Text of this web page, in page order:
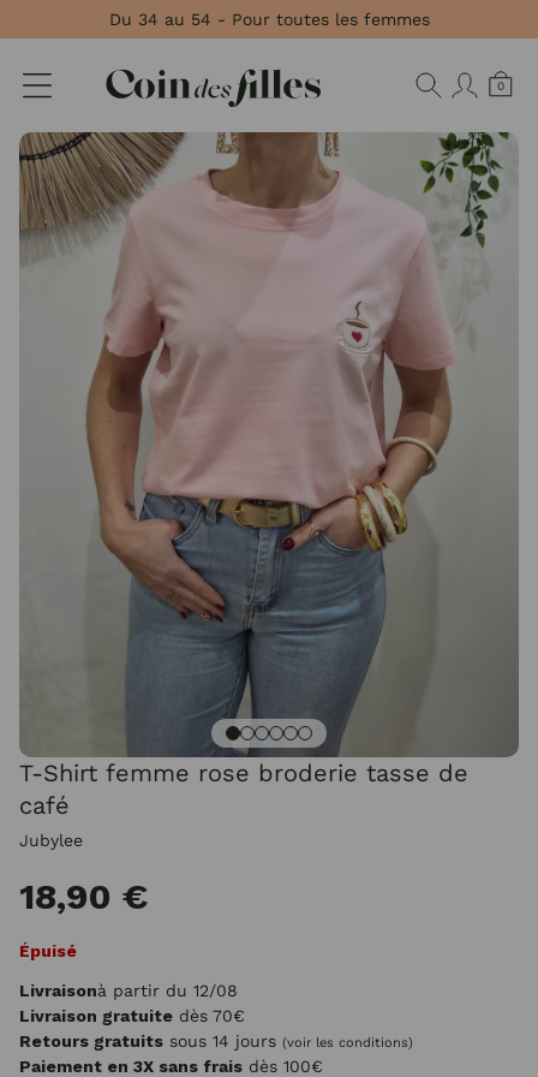
Du 34 au 54 - Pour toutes les femmes
0
T-Shirt femme rose broderie tasse de
café
Jubylee
18,90 €
Épuisé
Livraisonà partir du 12/08
Livraison gratuite dès 70€
Retours gratuits sous 14 jours (voir les conditions)
Paiement en 3X sans frais dès 100€
Panneau de gestion des cookies